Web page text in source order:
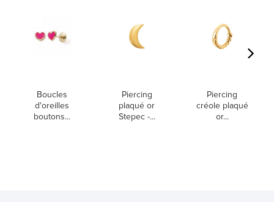
Boucles
d'oreilles
boutons...
Piercing
plaqué or
Stepec -...
Piercing
créole plaqué
or...